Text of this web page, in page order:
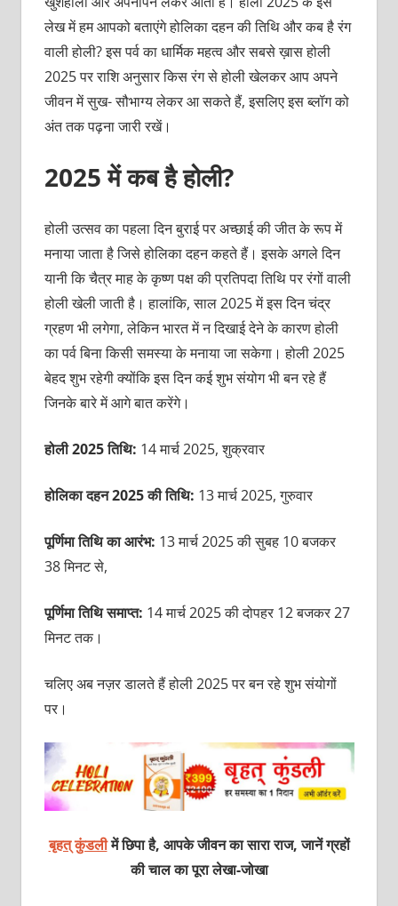
लेख में हम आपको बताएंगे होलिका दहन की तिथि और कब है रंग
वाली होली? इस पर्व का धार्मिक महत्व और सबसे ख़ास होली
2025 पर राशि अनुसार किस रंग से होली खेलकर आप अपने
जीवन में सुख- सौभाग्य लेकर आ सकते हैं, इसलिए इस ब्लॉग को
अंत तक पढ़ना जारी रखें।
2025 में कब है होली?
होली उत्सव का पहला दिन बुराई पर अच्छाई की जीत के रूप में
मनाया जाता है जिसे होलिका दहन कहते हैं। इसके अगले दिन
यानी कि चैत्र माह के कृष्ण पक्ष की प्रतिपदा तिथि पर रंगों वाली
होली खेली जाती है। हालांकि, साल 2025 में इस दिन चंद्र
ग्रहण भी लगेगा, लेकिन भारत में न दिखाई देने के कारण होली
का पर्व बिना किसी समस्या के मनाया जा सकेगा। होली 2025
बेहद शुभ रहेगी क्योंकि इस दिन कई शुभ संयोग भी बन रहे हैं
जिनके बारे में आगे बात करेंगे।
होली 2025 तिथि: 14 मार्च 2025, शुक्रवार
होलिका दहन 2025 की तिथि: 13 मार्च 2025, गुरुवार
पूर्णिमा तिथि का आरंभ: 13 मार्च 2025 की सुबह 10 बजकर
38 मिनट से,
पूर्णिमा तिथि समाप्त: 14 मार्च 2025 की दोपहर 12 बजकर 27
मिनट तक।
चलिए अब नज़र डालते हैं होली 2025 पर बन रहे शुभ संयोगों
पर।
बृहत् कुंडलीमें छिपा है, आपके जीवन का सारा राज, जानें ग्रहों
की चाल का पूरा लेखा-जोखा